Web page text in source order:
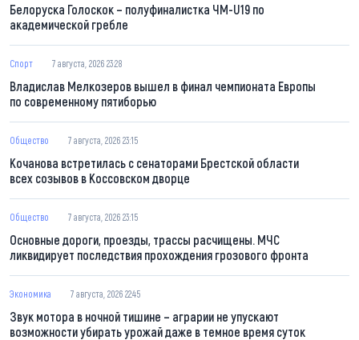
Белоруска Голоскок – полуфиналистка ЧМ-U19 по
академической гребле
Спорт 7 августа, 2026 23:28
Владислав Мелкозеров вышел в финал чемпионата Европы
по современному пятиборью
Общество 7 августа, 2026 23:15
Кочанова встретилась с сенаторами Брестской области
всех созывов в Коссовском дворце
Общество 7 августа, 2026 23:15
Основные дороги, проезды, трассы расчищены. МЧС
ликвидирует последствия прохождения грозового фронта
Экономика 7 августа, 2026 22:45
Звук мотора в ночной тишине – аграрии не упускают
возможности убирать урожай даже в темное время суток